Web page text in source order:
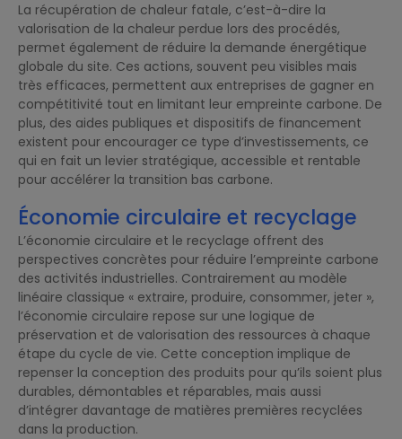
La récupération de chaleur fatale, c’est-à-dire la
valorisation de la chaleur perdue lors des procédés,
permet également de réduire la demande énergétique
globale du site. Ces actions, souvent peu visibles mais
très efficaces, permettent aux entreprises de gagner en
compétitivité tout en limitant leur empreinte carbone. De
plus, des aides publiques et dispositifs de financement
existent pour encourager ce type d’investissements, ce
qui en fait un levier stratégique, accessible et rentable
pour accélérer la transition bas carbone.
Économie circulaire et recyclage
L’économie circulaire et le recyclage offrent des
perspectives concrètes pour réduire l’empreinte carbone
des activités industrielles. Contrairement au modèle
linéaire classique « extraire, produire, consommer, jeter »,
l’économie circulaire repose sur une logique de
préservation et de valorisation des ressources à chaque
étape du cycle de vie. Cette conception implique de
repenser la conception des produits pour qu’ils soient plus
durables, démontables et réparables, mais aussi
d’intégrer davantage de matières premières recyclées
dans la production.